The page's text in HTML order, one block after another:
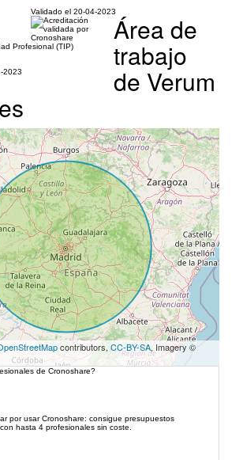
Validado el 20-04-2023
Profesional (TIP)
2023
Área de
trabajo
de Verum
contributors, CC-BY-SA, Imagery ©
de Cronoshare?
por usar Cronoshare: consigue presupuestos
hasta 4 profesionales sin coste.